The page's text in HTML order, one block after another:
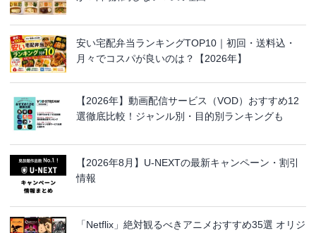
安い宅配弁当ランキングTOP10｜初回・送料込・
月々でコスパが良いのは？【2026年】
【2026年】動画配信サービス（VOD）おすすめ12
選徹底比較！ジャンル別・目的別ランキングも
【2026年8月】U-NEXTの最新キャンペーン・割引
情報
「Netflix」絶対観るべきアニメおすすめ35選 オリジ